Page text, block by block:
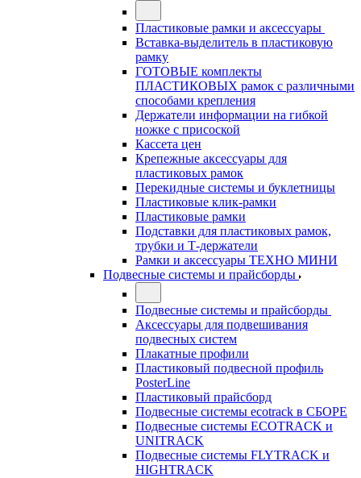
Пластиковые рамки и аксессуары
Вставка-выделитель в пластиковую
рамку
ГОТОВЫЕ комплекты
ПЛАСТИКОВЫХ рамок с различными
способами крепления
Держатели информации на гибкой
ножке с присоской
Кассета цен
Крепежные аксессуары для
пластиковых рамок
Перекидные системы и буклетницы
Пластиковые клик-рамки
Пластиковые рамки
Подставки для пластиковых рамок,
трубки и Т-держатели
Рамки и аксессуары ТЕХНО МИНИ
Подвесные системы и прайсборды
Подвесные системы и прайсборды
Аксессуары для подвешивания
подвесных систем
Плакатные профили
Пластиковый подвесной профиль
PosterLine
Пластиковый прайсборд
Подвесные системы ecotrack в СБОРЕ
Подвесные системы ECOTRACK и
UNITRACK
Подвесные системы FLYTRACK и
HIGHTRACK